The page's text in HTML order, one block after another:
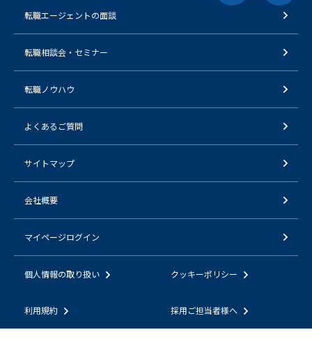
転職エージェントの面談
転職相談会・セミナー
転職ノウハウ
よくあるご質問
サイトマップ
会社概要
マイページログイン
個人情報の取り扱い クッキーポリシー
利用規約 採用ご担当者様へ